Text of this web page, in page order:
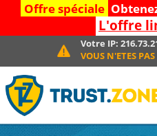
Offre spéciale
L'offre
Votre IP:
VOUS N'ETES